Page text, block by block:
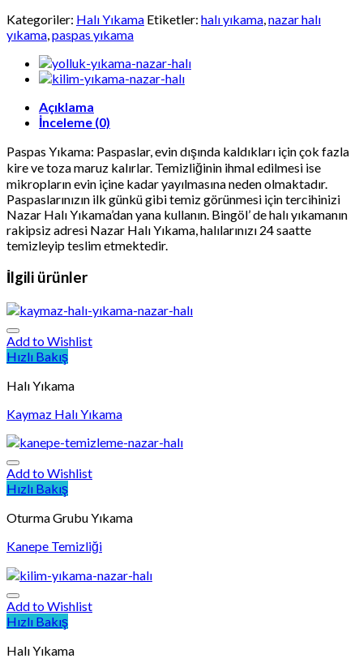
Kategoriler: Halı Yıkama Etiketler: halı yıkama,nazar halı
yıkama,paspas yıkama
Açıklama
İnceleme (0)
Paspas Yıkama: Paspaslar, evin dışında kaldıkları için çok fazla
kire ve toza maruz kalırlar. Temizliğinin ihmal edilmesi ise
mikropların evin içine kadar yayılmasına neden olmaktadır.
Paspaslarınızın ilk günkü gibi temiz görünmesi için tercihinizi
Nazar Halı Yıkama’dan yana kullanın. Bingöl’ de halı yıkamanın
rakipsiz adresi Nazar Halı Yıkama, halılarınızı 24 saatte
temizleyip teslim etmektedir.
İlgili ürünler
Add to Wishlist
Hızlı Bakış
Halı Yıkama
Kaymaz Halı Yıkama
Add to Wishlist
Hızlı Bakış
Oturma Grubu Yıkama
Kanepe Temizliği
Add to Wishlist
Hızlı Bakış
Halı Yıkama